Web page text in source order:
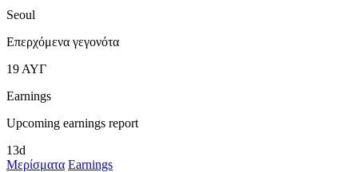
Seoul
Επερχόμενα γεγονότα
19 ΑΥΓ
Earnings
Upcoming earnings report
13d
Μερίσματα Earnings